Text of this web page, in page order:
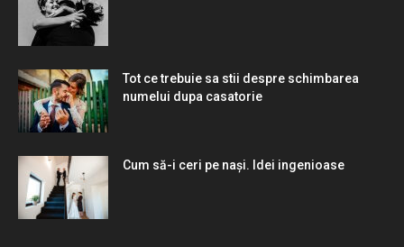
Tot ce trebuie sa stii despre schimbarea
numelui dupa casatorie
Cum să-i ceri pe nași. Idei ingenioase